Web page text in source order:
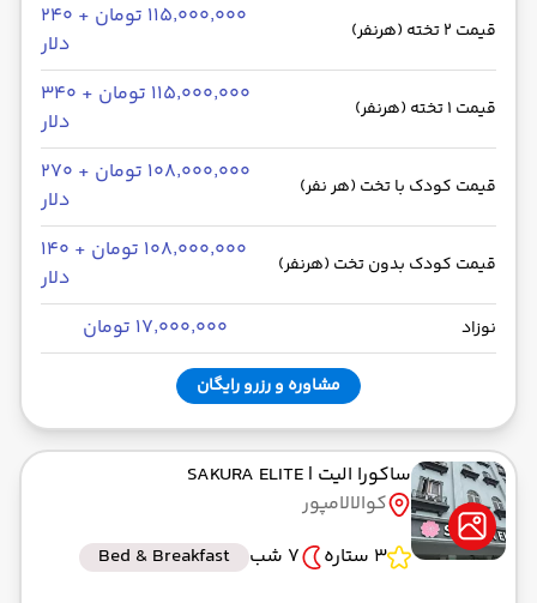
قیمت 2 تخته (هرنفر)
۱۱۵٬۰۰۰٬۰۰۰ تومان + ۲۴۰
دلار
قیمت 1 تخته (هرنفر)
۱۱۵٬۰۰۰٬۰۰۰ تومان + ۳۴۰
دلار
قیمت کودک با تخت (هر نفر)
۱۰۸٬۰۰۰٬۰۰۰ تومان + ۲۷۰
دلار
قیمت کودک بدون تخت (هرنفر)
۱۰۸٬۰۰۰٬۰۰۰ تومان + ۱۴۰
دلار
نوزاد ۱۷٬۰۰۰٬۰۰۰ تومان
مشاوره و رزرو رایگان
ساکورا الیت | SAKURA ELITE
کوالالامپور
3 ستاره
7 شب Bed & Breakfast